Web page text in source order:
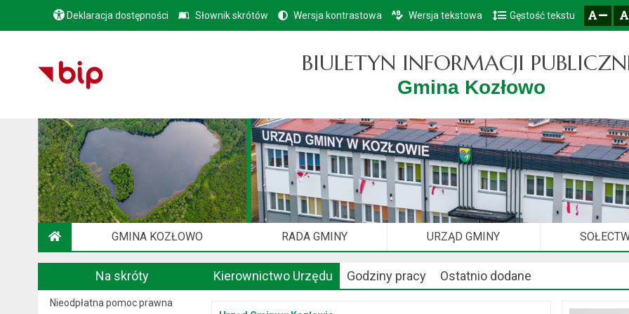
Przejdź do głównego menu
Przejdź do treści
Przejdź do mapy serwisu
Deklaracja dostępności Słownik skrótów Wersja kontrastowa Wersja tekstowa Gęstość tekstu
BIULETYN INFORMACJI
Gmina Kozłowo
GMINA KOZŁOWO RADA GMINY URZĄD GMINY
Na skróty
Nieodpłatna pomoc prawna
Kierownictwo Urzędu Godziny pracy Ostatnio dodane